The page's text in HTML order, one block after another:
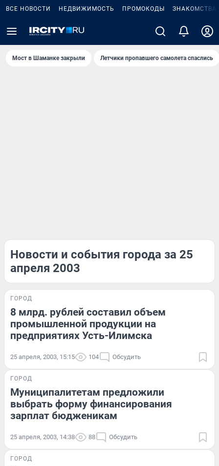
ВСЕ НОВОСТИ НЕДВИЖИМОСТЬ ПРОМОКОДЫ ЗНАКОМСТВА
Мост в Шаманке закрыли Летчики пропавшего самолета спаслись
Новости и события города за 25
апреля 2003
ГОРОД
8 млрд. рублей составил объем
промышленной продукции на
предприятиях Усть-Илимска
25 апреля, 2003, 15:15 104 Обсудить
ГОРОД
Муниципалитетам предложили
выбрать форму финансирования
зарплат бюдженикам
25 апреля, 2003, 14:38 88 Обсудить
ГОРОД